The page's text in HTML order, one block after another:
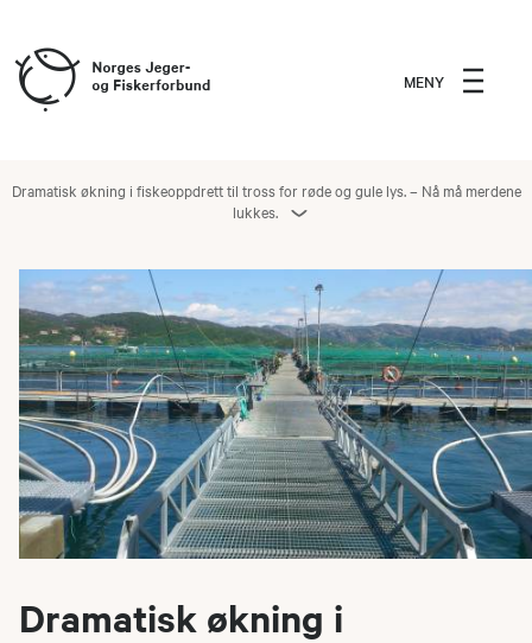
MENY
Dramatisk økning i fiskeoppdrett til tross for røde og gule lys. – Nå må merdene
lukkes.
Dramatisk økning i